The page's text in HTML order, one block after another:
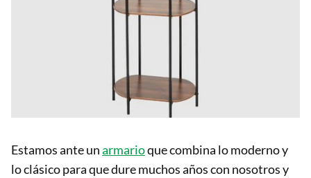
Estamos ante unarmarioque combina lo moderno y
lo clásico para que dure muchos años con nosotros y